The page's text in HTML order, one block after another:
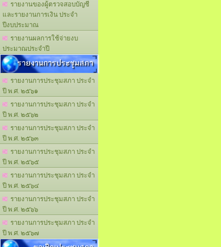
รายงานของผู้ตรวจสอบบัญชี
และรายงานการเงิน ประจำ
ปีงบประมาณ
รายงานผลการใช้จ่ายงบ
ประมาณประจำปี
รายงานการประชุมสภา
รายงานการประชุมสภา ประจำ
ปี พ.ศ. ๒๕๖๑
รายงานการประชุมสภา ประจำ
ปี พ.ศ. ๒๕๖๒
รายงานการประชุมสภา ประจำ
ปี พ.ศ. ๒๕๖๓
รายงานการประชุมสภา ประจำ
ปี พ.ศ. ๒๕๖๕
รายงานการประชุมสภา ประจำ
ปี พ.ศ. ๒๕๖๔
รายงานการประชุมสภา ประจำ
ปี พ.ศ. ๒๕๖๖
รายงานการประชุมสภา ประจำ
ปี พ.ศ. ๒๕๖๗